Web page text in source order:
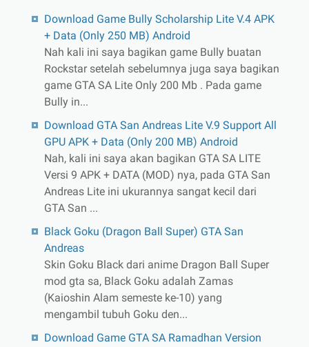
Download Game Bully Scholarship Lite V.4 APK
+ Data (Only 250 MB) Android
Nah kali ini saya bagikan game Bully buatan
Rockstar setelah sebelumnya juga saya bagikan
game GTA SA Lite Only 200 Mb . Pada game
Bully in...
Download GTA San Andreas Lite V.9 Support All
GPU APK + Data (Only 200 MB) Android
Nah, kali ini saya akan bagikan GTA SA LITE
Versi 9 APK + DATA (MOD) nya, pada GTA San
Andreas Lite ini ukurannya sangat kecil dari
GTA San ...
Black Goku (Dragon Ball Super) GTA San
Andreas
Skin Goku Black dari anime Dragon Ball Super
mod gta sa, Black Goku adalah Zamas
(Kaioshin Alam semeste ke-10) yang
mengambil tubuh Goku den...
Download Game GTA SA Ramadhan Version